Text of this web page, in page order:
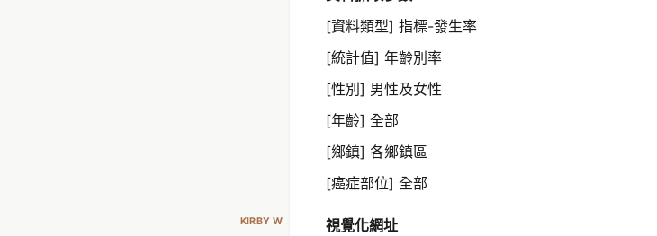
[資料類型] 指標-發生率
[統計值] 年齡別率
[性別] 男性及女性
[年齡] 全部
[鄉鎮] 各鄉鎮區
[癌症部位] 全部
KIRBY W 視覺化網址